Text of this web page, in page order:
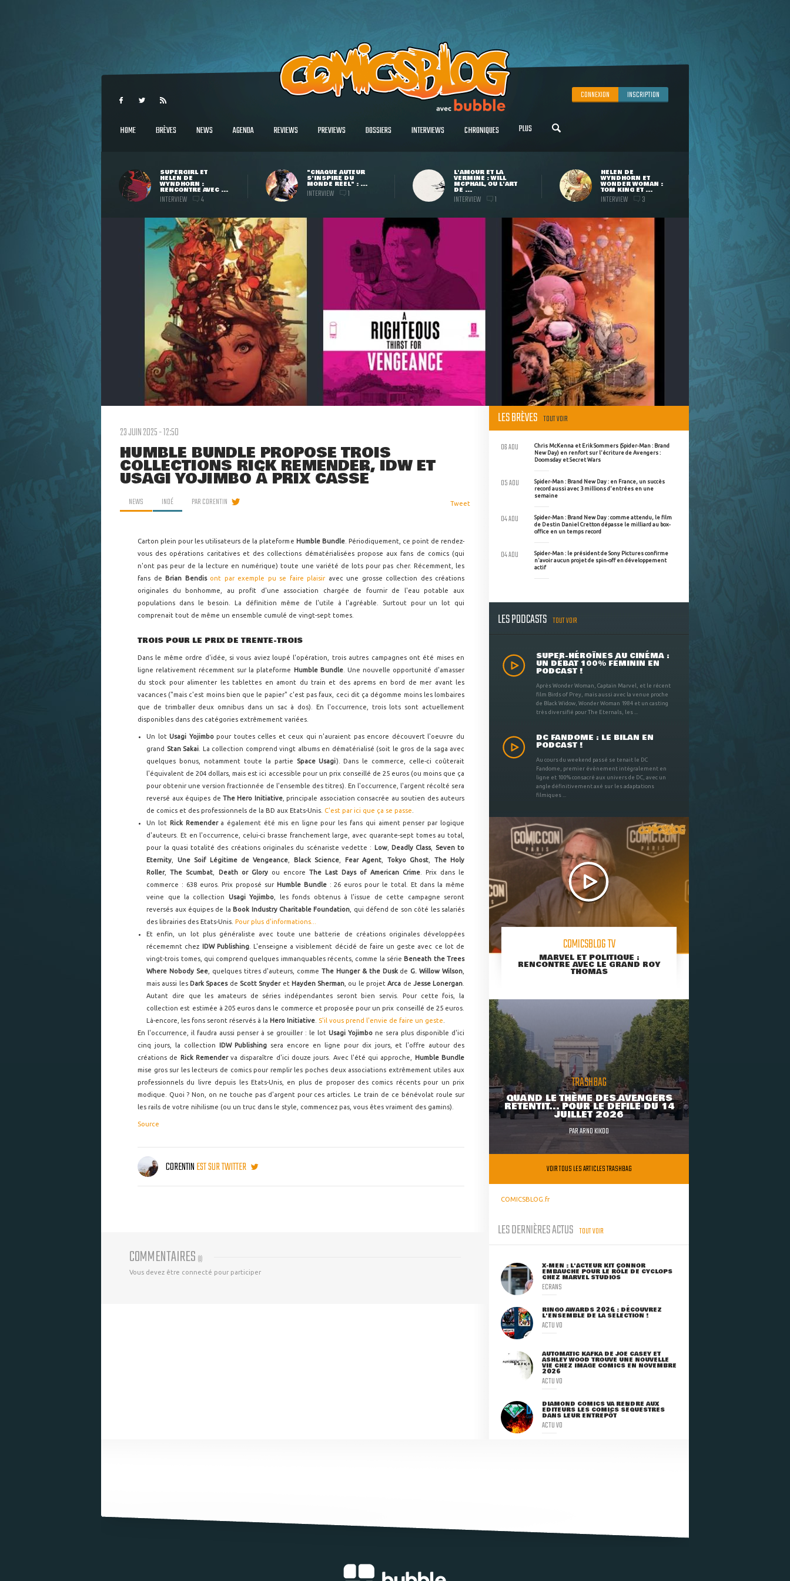
CONNEXION INSCRIPTION
HOME BRÈVES NEWS AGENDA REVIEWS PREVIEWS DOSSIERS INTERVIEWS CHRONIQUES PLUS
SUPERGIRL ET
HELEN DE
WYNDHORN :
RENCONTRE AVEC ...
INTERVIEW 4
"CHAQUE AUTEUR
S'INSPIRE DU
MONDE RÉEL" : ...
INTERVIEW 1
L'AMOUR ET LA
VERMINE : WILL
MCPHAIL, OU L'ART
DE ...
INTERVIEW 1
HELEN DE
WYNDHORN ET
WONDER WOMAN :
TOM KING ET ...
INTERVIEW 3
23 JUIN 2025 - 12:50
HUMBLE BUNDLE PROPOSE TROIS
COLLECTIONS RICK REMENDER, IDW ET
USAGI YOJIMBO À PRIX CASSÉ
NEWS INDÉ PARCORENTIN Tweet
Carton plein pour les utilisateurs de la plateforme Humble Bundle. Périodiquement, ce point de rendez-
vous des opérations caritatives et des collections dématérialisées propose aux fans de comics (qui
n'ont pas peur de la lecture en numérique) toute une variété de lots pour pas cher. Récemment, les
fans de Brian Bendis ont par exemple pu se faire plaisiravec une grosse collection des créations
originales du bonhomme, au profit d'une association chargée de fournir de l'eau potable aux
populations dans le besoin. La définition même de l'utile à l'agréable. Surtout pour un lot qui
comprenait tout de même un ensemble cumulé de vingt-sept tomes.
TROIS POUR LE PRIX DE TRENTE-TROIS
Dans le même ordre d'idée, si vous aviez loupé l'opération, trois autres campagnes ont été mises en
ligne relativement récemment sur la plateforme
Humble Bundle. Une nouvelle opportunité d'amasser
du stock pour alimenter les tablettes en amont du train et des aprems en bord de mer avant les
vacances ("mais c'est moins bien que le papier" c'est pas faux, ceci dit ça dégomme moins les lombaires
que de trimballer deux omnibus dans un sac à dos). En l'occurrence, trois lots sont actuellement
disponibles dans des catégories extrêmement variées.
Un lotUsagi Yojimbopour toutes celles et ceux qui n'auraient pas encore découvert l'oeuvre du
grand Stan Sakai . La collection comprend vingt albums en dématérialisé (soit le gros de la saga avec
quelques bonus, notamment toute la partie
Space Usagi). Dans le commerce, celle-ci coûterait
l'équivalent de 204 dollars, mais est ici accessible pour un prix conseillé de 25 euros (ou moins que ça
pour obtenir une version fractionnée de l'ensemble des titres). En l'occurrence, l'argent récolté sera
reversé aux équipes de The Hero Initiative, principale association consacrée au soutien des auteurs
de comics et des professionnels de la BD aux Etats-Unis. C'est par ici que ça se passe
Un lot Rick Remendera également été mis en ligne pour les fans qui aiment penser par logique
d'auteurs. Et en l'occurrence, celui-ci brasse franchement large, avec quarante-sept tomes au total,
pour la quasi totalité des créations originales du scénariste vedette :
Low, Deadly Class,
Seven to
Eternity
Une Soif Légitime de Vengeance Black Science Fear Agent Tokyo Ghost
The Holy
Roller,The Scumbat Death or Gloryou encoreThe Last Days of American Crime. Prix dans le
commerce : 638 euros. Prix proposé sur Humble Bundle : 26 euros pour le total. Et dans la même
veine que la collection Usagi Yojimbo , les fonds obtenus à l'issue de cette campagne seront
reversés aux équipes de la Book Industry Charitable Foundation , qui défend de son côté les salariés
des librairies des Etats-Unis.
Pour plus d'informations...
Et enfin, un lot plus généraliste avec toute une batterie de créations originales développées
récememnt chez
IDW Publishing. L'enseigne a visiblement décidé de faire un geste avec ce lot de
vingt-trois tomes, qui comprend quelques immanquables récents, comme la série Beneath the Trees
Where Nobody See, quelques titres d'auteurs, commeThe Hunger & the Duskde G. Willow Wilson
mais aussi les Dark Spacesde Scott Snyderet Hayden Sherman , ou le projetArca de Jesse Lonergan
Autant dire que les amateurs de séries indépendantes seront bien servis. Pour cette fois, la
collection est estimée à 205 euros dans le commerce et proposée pour un prix conseillé de 25 euros.
Là-encore, les fons seront réservés à la Hero Initiative S'il vous prend l'envie de faire un geste
En l'occurrence, il faudra aussi penser à se grouiller : le lot Usagi Yojimbo ne sera plus disponible d'ici
cinq jours, la collection
IDW Publishing sera encore en ligne pour dix jours, et l'offre autour des
créations de
Rick Remenderva disparaître d'ici douze jours. Avec l'été qui approche,
Humble Bundle
mise gros sur les lecteurs de comics pour remplir les poches deux associations extrêmement utiles aux
professionnels du livre depuis les Etats-Unis, en plus de proposer des comics récents pour un prix
modique. Quoi ? Non, on ne touche pas d'argent pour ces articles. Le train de ce bénévolat roule sur
les rails de votre nihilisme (ou un truc dans le style, commencez pas, vous êtes vraiment des gamins).
Source
CORENTINEST SUR TWITTER
COMMENTAIRES (0)
Vous devez être connecté pour participer
LES BRÈVES TOUT VOIR
Chris McKenna et Erik Sommers (Spider-Man : Brand
New Day) en renfort sur l'écriture de Avengers :
Doomsday et Secret Wars
06 AOU
Spider-Man : Brand New Day : en France, un succès
record aussi avec 3 millions d'entrées en une
semaine
05 AOU
Spider-Man : Brand New Day : comme attendu, le film
de Destin Daniel Cretton dépasse le milliard au box-
office en un temps record
04 AOU
Spider-Man : le président de Sony Pictures confirme
n'avoir aucun projet de spin-off en développement
actif
04 AOU
LES PODCASTS TOUT VOIR
SUPER-HÉROÏNES AU CINÉMA :
UN DÉBAT 100% FÉMININ EN
PODCAST !
Après Wonder Woman, Captain Marvel, et le récent
film Birds of Prey, mais aussi avec la venue proche
de Black Widow, Wonder Woman 1984 et un casting
très diversifié pour The Eternals, les ...
DC FANDOME : LE BILAN EN
PODCAST !
Au cours du weekend passé se tenait le DC
Fandome, premier évènement intégralement en
ligne et 100% consacré aux univers de DC, avec un
angle définitivement axé sur les adaptations
filmiques ...
COMICSBLOG TV
MARVEL ET POLITIQUE :
RENCONTRE AVEC LE GRAND ROY
THOMAS
TRASHBAG
QUAND LE THÈME DES AVENGERS
RETENTIT... POUR LE DÉFILÉ DU 14
JUILLET 2026
PARARNO KIKOO
VOIR TOUS LES ARTICLES TRASHBAG
COMICSBLOG.fr
LES DERNIÈRES ACTUS TOUT VOIR
X-MEN : L'ACTEUR KIT CONNOR
EMBAUCHÉ POUR LE RÔLE DE CYCLOPS
CHEZ MARVEL STUDIOS
ECRANS
RINGO AWARDS 2026 : DÉCOUVREZ
L'ENSEMBLE DE LA SÉLECTION !
ACTU VO
AUTOMATIC KAFKA DE JOE CASEY ET
ASHLEY WOOD TROUVE UNE NOUVELLE
VIE CHEZ IMAGE COMICS EN NOVEMBRE
2026
ACTU VO
DIAMOND COMICS VA RENDRE AUX
ÉDITEURS LES COMICS SÉQUESTRÉS
DANS LEUR ENTREPÔT
ACTU VO